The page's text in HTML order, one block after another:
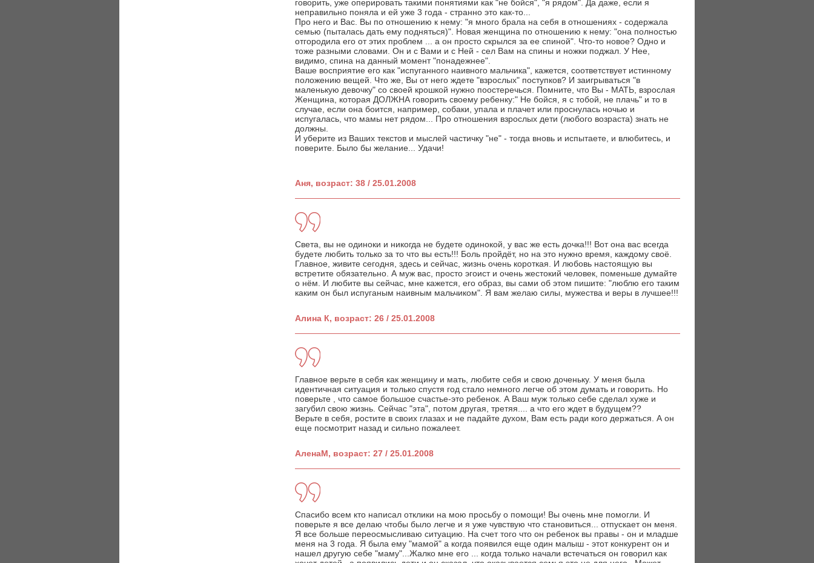
говорить, уже оперировать такими понятиями как "не бойся", "я рядом". Да даже, если я
неправильно поняла и ей уже 3 года - странно это как-то...
Про него и Вас. Вы по отношению к нему: "я много брала на себя в отношениях - содержала
семью (пыталась дать ему подняться)". Новая женщина по отношению к нему: "она полностью
отгородила его от этих проблем ... а он просто скрылся за ее спиной". Что-то новое? Одно и
тоже разными словами. Он и с Вами и с Ней - сел Вам на спины и ножки поджал. У Нее,
видимо, спина на данный момент "понадежнее".
Ваше восприятие его как "испуганного наивного мальчика", кажется, соответствует истинному
положению вещей. Что же, Вы от него ждете "взрослых" поступков? И заигрываться "в
маленькую девочку" со своей крошкой нужно поостеречься. Помните, что Вы - МАТЬ, взрослая
Женщина, которая ДОЛЖНА говорить своему ребенку:" Не бойся, я с тобой, не плачь" и то в
случае, если она боится, например, собаки, упала и плачет или проснулась ночью и
испугалась, что мамы нет рядом... Про отношения взрослых дети (любого возраста) знать не
должны.
И уберите из Ваших текстов и мыслей частичку "не" - тогда вновь и испытаете, и влюбитесь, и
поверите. Было бы желание... Удачи!
Аня, возраст: 38 / 25.01.2008
Света, вы не одиноки и никогда не будете одинокой, у вас же есть дочка!!! Вот она вас всегда
будете любить только за то что вы есть!!! Боль пройдёт, но на это нужно время, каждому своё.
Главное, живите сегодня, здесь и сейчас, жизнь очень короткая. И любовь настоящую вы
встретите обязательно. А муж вас, просто эгоист и очень жестокий человек, поменьше думайте
о нём. И любите вы сейчас, мне кажется, его образ, вы сами об этом пишите: "люблю его таким
каким он был испуганым наивным мальчиком". Я вам желаю силы, мужества и веры в лучшее!!!
Алина К, возраст: 26 / 25.01.2008
Главное верьте в себя как женщину и мать, любите себя и свою доченьку. У меня была
идентичная ситуация и только спустя год стало немного легче об этом думать и говорить. Но
поверьте , что самое большое счастье-это ребенок. А Ваш муж только себе сделал хуже и
загубил свою жизнь. Сейчас "эта", потом другая, третяя.... а что его ждет в будущем??
Верьте в себя, ростите в своих глазах и не падайте духом, Вам есть ради кого держаться. А он
еще посмотрит назад и сильно пожалеет.
АленаМ, возраст: 27 / 25.01.2008
Спасибо всем кто написал отклики на мою просьбу о помощи! Вы очень мне помогли. И
поверьте я все делаю чтобы было легче и я уже чувствую что становиться... отпускает он меня.
Я все больше переосмысливаю ситуацию. На счет того что он ребенок вы правы - он и младше
меня на 3 года. Я была ему "мамой" а когда появился еще один малыш - этот конкурент он и
нашел другую себе "маму"...Жалко мне его ... когда только начали встечаться он говорил как